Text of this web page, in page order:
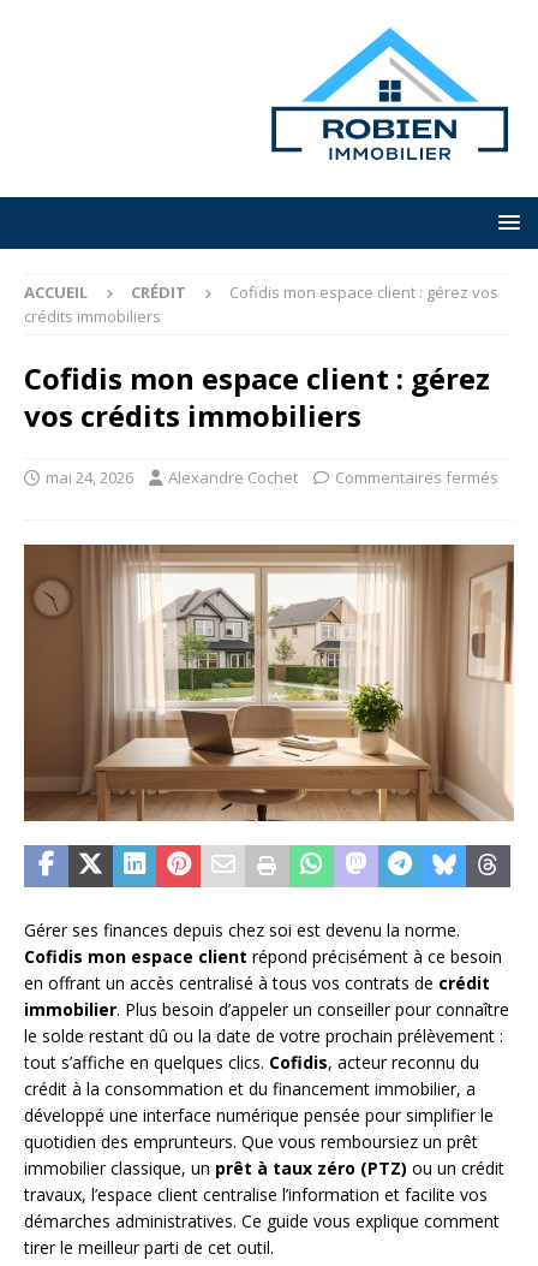
ACCUEIL CRÉDIT
Cofidis mon espace client : gérez vos
crédits immobiliers
Cofidis mon espace client : gérez
vos crédits immobiliers
mai 24, 2026 Alexandre Cochet Commentaires fermés
Gérer ses finances depuis chez soi est devenu la norme.
Cofidis mon espace client répond précisément à ce besoin
en offrant un accès centralisé à tous vos contrats de crédit
immobilier. Plus besoin d’appeler un conseiller pour connaître
le solde restant dû ou la date de votre prochain prélèvement :
tout s’affiche en quelques clics. Cofidis, acteur reconnu du
crédit à la consommation et du financement immobilier, a
développé une interface numérique pensée pour simplifier le
quotidien des emprunteurs. Que vous remboursiez un prêt
immobilier classique, un prêt à taux zéro (PTZ) ou un crédit
travaux, l’espace client centralise l’information et facilite vos
démarches administratives. Ce guide vous explique comment
tirer le meilleur parti de cet outil.